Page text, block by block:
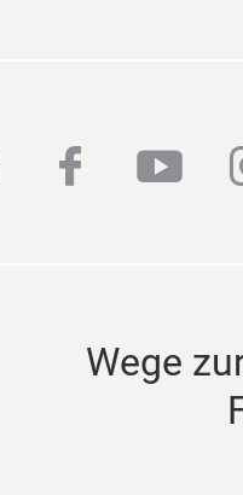
facebook
Wege